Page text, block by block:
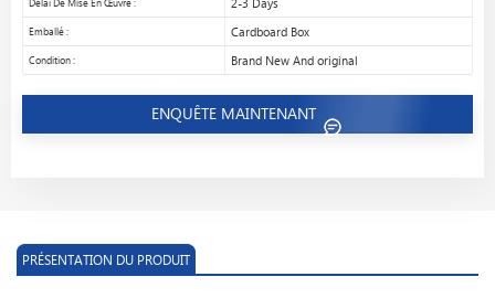
Emballé : Cardboard Box
Condition : Brand New And original
ENQUÊTE MAINTENANT
PRÉSENTATION DU PRODUIT